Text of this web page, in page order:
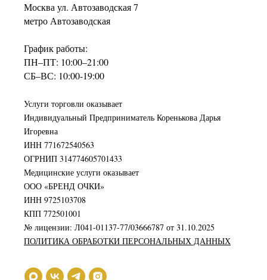
Москва ул. Автозаводская 7
метро Автозаводская
График работы:
ПН–ПТ: 10:00–21:00
СБ–ВС: 10:00-19:00
Услуги торговли оказывает
Индивидуальный Предприниматель Коренькова Дарья
Игоревна
ИНН 771672540563
ОГРНИП 314774605701433
Медицинские услуги оказывает
ООО «БРЕНД ОЧКИ»
ИНН 9725103708
КПП 772501001
№ лицензии: Л041-01137-77/03666787 от 31.10.2025
ПОЛИТИКА ОБРАБОТКИ ПЕРСОНАЛЬНЫХ ДАННЫХ